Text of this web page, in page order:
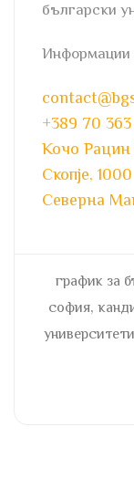
български
Информации
+389 70 363
Кочо Рацин
Скопје, 1000
Северна
график за
софия,
университети